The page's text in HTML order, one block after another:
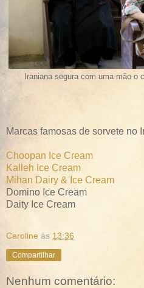
Iraniana segura com uma mão o
Marcas famosas de sorvete no
Choopan Ice Cream
Kalleh Ice Cream
Mihan Dairy & Ice Cream
Domino Ice Cream
Daity Ice Cream
Caroline às 13:36
Compartilhar
Nenhum comentário: